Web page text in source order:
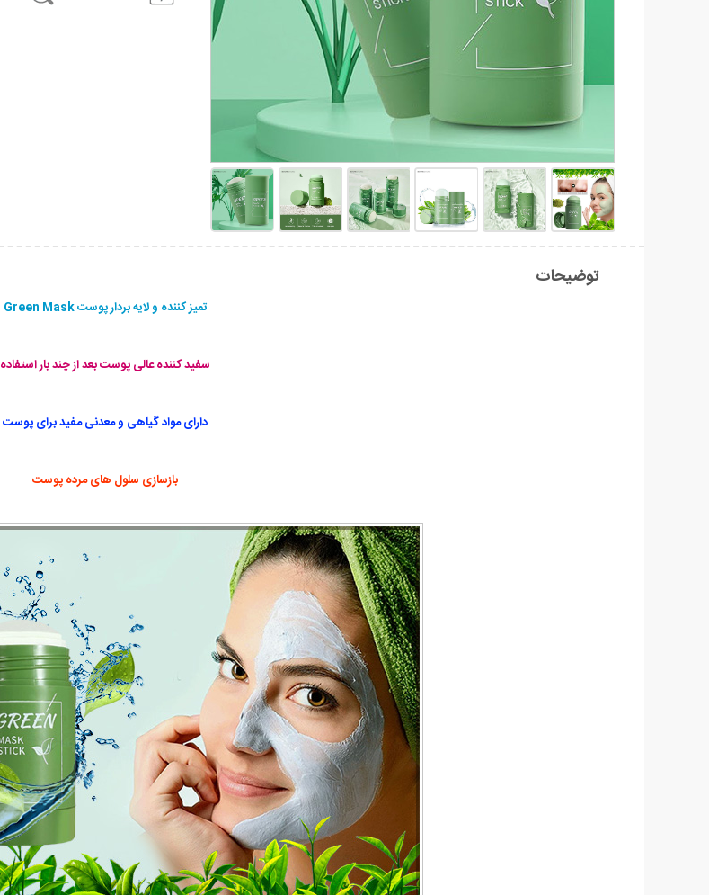
توضیحات
تمیز کننده و لایه بردار پوست Green Mask
سفید کننده عالی پوست بعد از چند بار استفاده
دارای مواد گیاهی و معدنی مفید برای پوست
بازسازی سلول های مرده پوست